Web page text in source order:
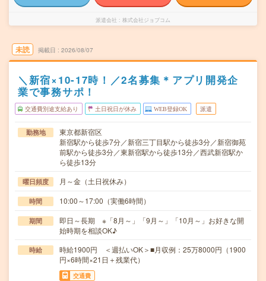
派遣会社 株式会社ジョブコム
未読 掲載日 2026/08/07
＼新宿×10-17時！／2名募集＊アプリ開発企
業で事務サポ！
交通費別途支給あり 土日祝日が休み WEB登録OK 派遣
勤務地
東京都新宿区
新宿駅から徒歩7分／新宿三丁目駅から徒歩3分／新宿御苑
前駅から徒歩3分／東新宿駅から徒歩13分／西武新宿駅か
ら徒歩13分
曜日頻度 月～金（土日祝休み）
時間 10:00～17:00（実働6時間）
期間
即日～長期 ※「8月～」「9月～」「10月～」お好きな開
始時期を相談OK♪
時給
時給1900円 ＜週払いOK＞■月収例：25万8000円（1900
円×6時間×21日＋残業代）
交通費